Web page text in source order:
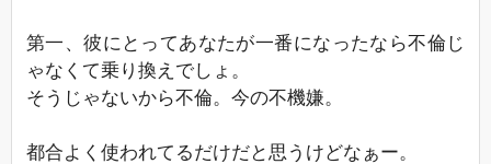
第一、彼にとってあなたが一番になったなら不倫じ
ゃなくて乗り換えでしょ。
そうじゃないから不倫。今の不機嫌。
都合よく使われてるだけだと思うけどなぁー。